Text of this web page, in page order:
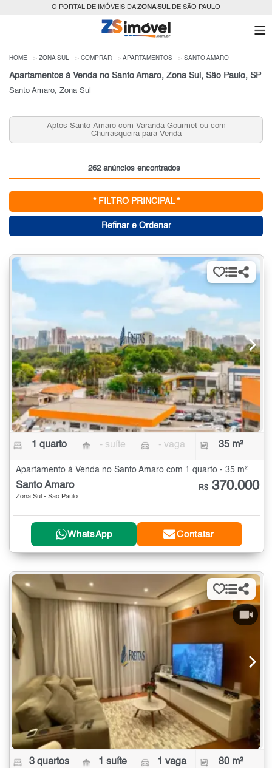
O PORTAL DE IMÓVEIS DAZONA SULDE SÃO PAULO
HOME ZONA SUL COMPRAR APARTAMENTOS SANTO AMARO
Apartamentos à Venda no Santo Amaro, Zona Sul, São Paulo, SP
Santo Amaro, Zona Sul
Aptos Santo Amaro com Varanda Gourmet ou com
Churrasqueira para Venda
262 anúncios encontrados
* FILTRO PRINCIPAL *
Refinar e Ordenar
1 quarto - suíte - vaga 35 m²
Apartamento à Venda no Santo Amaro com 1 quarto - 35 m²
Santo Amaro
Zona Sul - São Paulo
R$ 370.000
WhatsApp Contatar
3 quartos 1 suíte 1 vaga 80 m²